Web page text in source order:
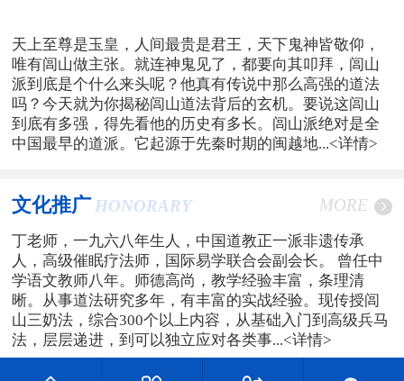
天上至尊是玉皇，人间最贵是君王，天下鬼神皆敬仰，
唯有闾山做主张。就连神鬼见了，都要向其叩拜，闾山
派到底是个什么来头呢？他真有传说中那么高强的道法
吗？今天就为你揭秘闾山道法背后的玄机。要说这闾山
到底有多强，得先看他的历史有多长。闾山派绝对是全
中国最早的道派。它起源于先秦时期的闽越地...<详情>
文化推广 HONORARY MORE
丁老师，一九六八年生人，中国道教正一派非遗传承
人，高级催眠疗法师，国际易学联合会副会长。 曾任中
学语文教师八年。师德高尚，教学经验丰富，条理清
晰。从事道法研究多年，有丰富的实战经验。现传授闾
山三奶法，综合300个以上内容，从基础入门到高级兵马
法，层层递进，到可以独立应对各类事...<详情>